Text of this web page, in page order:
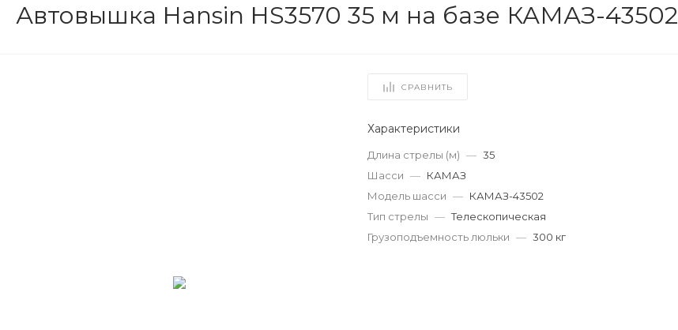
Автовышка Hansin HS3570 35 м на базе КАМАЗ-43502
СРАВНИТЬ
Характеристики
Длина стрелы (м) — 35
Шасси — КАМАЗ
Модель шасси — КАМАЗ-43502
Тип стрелы — Телескопическая
Грузоподъемность люльки — 300 кг